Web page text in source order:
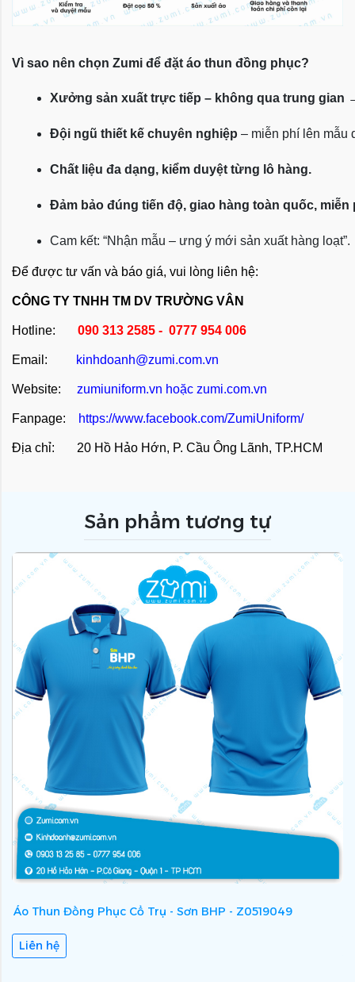
Vì sao nên chọn Zumi để đặt áo thun đồng phục?
Xưởng sản xuất trực tiếp – không qua trung gian
Đội ngũ thiết kế chuyên nghiệp – miễn phí lên mẫu
Chất liệu đa dạng, kiểm duyệt từng lô hàng.
Đảm bảo đúng tiến độ, giao hàng toàn quốc, miễn
Cam kết: “Nhận mẫu – ưng ý mới sản xuất hàng loạt”.
Để được tư vấn và báo giá, vui lòng liên hệ:
CÔNG TY TNHH TM DV TRƯỜNG VÂN
Hotline: 090 313 2585 - 0777 954 006
Email: kinhdoanh@zumi.com.vn
Website: zumiuniform.vn hoặc zumi.com.vn
Fanpage: https://www.facebook.com/ZumiUniform/
Địa chỉ: 20 Hồ Hảo Hớn, P. Cầu Ông Lãnh, TP.HCM
Sản phẩm tương tự
Áo Thun Đồng Phục Cổ Trụ - Sơn BHP - Z0519049
Liên hệ